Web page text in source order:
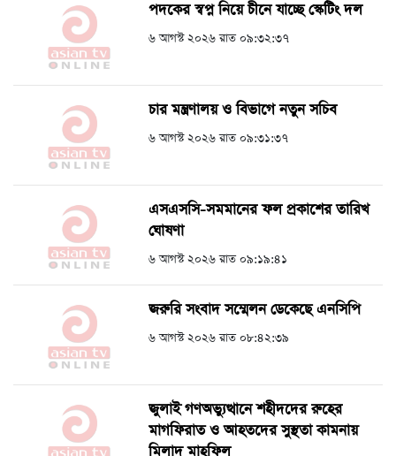
পদকের স্বপ্ন নিয়ে চীনে যাচ্ছে স্কেটিং দল
৬ আগস্ট ২০২৬ রাত ০৯:৩২:৩৭
চার মন্ত্রণালয় ও বিভাগে নতুন সচিব
৬ আগস্ট ২০২৬ রাত ০৯:৩১:৩৭
এসএসসি-সমমানের ফল প্রকাশের তারিখ
ঘোষণা
৬ আগস্ট ২০২৬ রাত ০৯:১৯:৪১
জরুরি সংবাদ সম্মেলন ডেকেছে এনসিপি
৬ আগস্ট ২০২৬ রাত ০৮:৪২:৩৯
জুলাই গণঅভ্যুত্থানে শহীদদের রুহের
মাগফিরাত ও আহতদের সুস্থতা কামনায়